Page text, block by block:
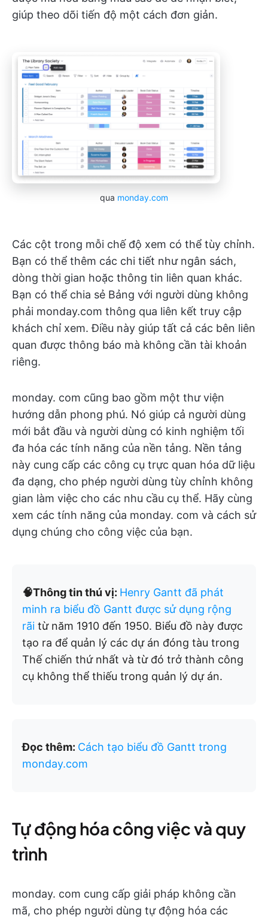
giúp theo dõi tiến độ một cách đơn giản.
qua monday.com
Các cột trong mỗi chế độ xem có thể tùy chỉnh.
Bạn có thể thêm các chi tiết như ngân sách,
dòng thời gian hoặc thông tin liên quan khác.
Bạn có thể chia sẻ Bảng với người dùng không
phải monday.com thông qua liên kết truy cập
khách chỉ xem. Điều này giúp tất cả các bên liên
quan được thông báo mà không cần tài khoản
riêng.
monday. com cũng bao gồm một thư viện
hướng dẫn phong phú. Nó giúp cả người dùng
mới bắt đầu và người dùng có kinh nghiệm tối
đa hóa các tính năng của nền tảng. Nền tảng
này cung cấp các công cụ trực quan hóa dữ liệu
đa dạng, cho phép người dùng tùy chỉnh không
gian làm việc cho các nhu cầu cụ thể. Hãy cùng
xem các tính năng của monday. com và cách sử
dụng chúng cho công việc của bạn.
🧠Thông tin thú vị: Henry Gantt đã phát
minh ra biểu đồ Gantt được sử dụng rộng
rãi từ năm 1910 đến 1950. Biểu đồ này được
tạo ra để quản lý các dự án đóng tàu trong
Thế chiến thứ nhất và từ đó trở thành công
cụ không thể thiếu trong quản lý dự án.
Đọc thêm: Cách tạo biểu đồ Gantt trong
monday.com
Tự động hóa công việc và quy
trình
monday. com cung cấp giải pháp không cần
mã, cho phép người dùng tự động hóa các